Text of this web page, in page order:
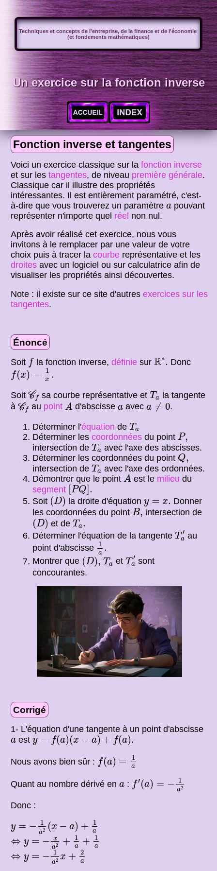
Techniques et concepts de l'entreprise, de la finance et de l'économie
(et fondements mathématiques)
Un exercice sur la fonction inverse
Fonction inverse et tangentes
Voici un exercice classique sur lafonction inverse
et sur lestangentes, de niveau première générale.
Classique car il illustre des propriétés
intéressantes. Il est entièrement paramétré, c'est-
à-dire que vous trouverez un paramètrea
a pouvant
représenter n'importe quel réel non nul.
Après avoir réalisé cet exercice, nous vous
invitons à le remplacer par une valeur de votre
choix puis à tracer lacourbe représentative et les
droites avec un logiciel ou sur calculatrice afin de
visualiser les propriétés ainsi découvertes.
Note : il existe sur ce site d'autresexercices sur les
tangentes.
Énoncé
Soit f
f la fonction inverse, définiesur R∗.
R∗ .Donc
f(x) = 1
x .
f(x)= 1x.
SoitCf
Cf sa courbe représentative etTa
Ta
la tangente
àCf
Cf au point A
A d'abscissea
a aveca ≠ 0
a≠0 .
Déterminer l'équation de Ta
Ta
Déterminer les coordonnéesdu point P,
P,
intersection de Ta
Taavec l'axe des abscisses.
Déterminer les coordonnées du point Q,
Q,
intersection de Ta
Taavec l'axe des ordonnées.
Démontrer que le point A
A est le milieu du
segment [PQ].
[PQ].
Soit (D)
(D) la droite d'équation y = x.
y=x .
Donner
les coordonnées du point B,
B, intersection de
(D)
(D) et de T a.
Ta
Déterminer l'équation de la tangente T ′
a
Ta
au
point d'abscisse 1
a .
1a.
Montrer que (D),
(D),
Ta
Ta et T ′
a
Ta
sont
concourantes.
Corrigé
1- L'équation d'une tangente à un point d'abscisse
a
a esty = f(a)(x − a) + f(a).
y=f(a)( x−a)+f(a).
Nous avons bien sûr : f(a) = 1
a
( a )=
Quant au nombre dérivé ena
a : f′(a) = − 1
a2
′( a =
Donc :
y = − 1
a2 (x − a) + 1
a
2 x 1
⇔ y = − x
a2 + 1
a + 1
a
⇔ xa 2+ +
⇔ y = − 1
a2 x + 2
a
y= 2x a